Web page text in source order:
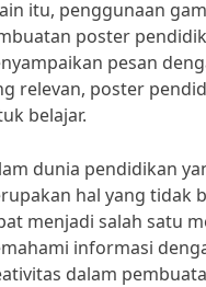
itu, penggunaan
poster
pesan
relevan, poster
belajar.
dunia pendidikan
hal yang tidak
menjadi salah satu
informasi
dalam